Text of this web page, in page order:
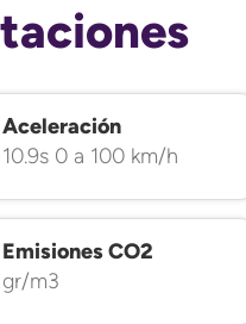
Aceleración
10.9s 0 a 100 km/h
Emisiones CO2
gr/m3